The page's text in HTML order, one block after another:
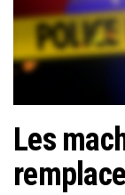
Les